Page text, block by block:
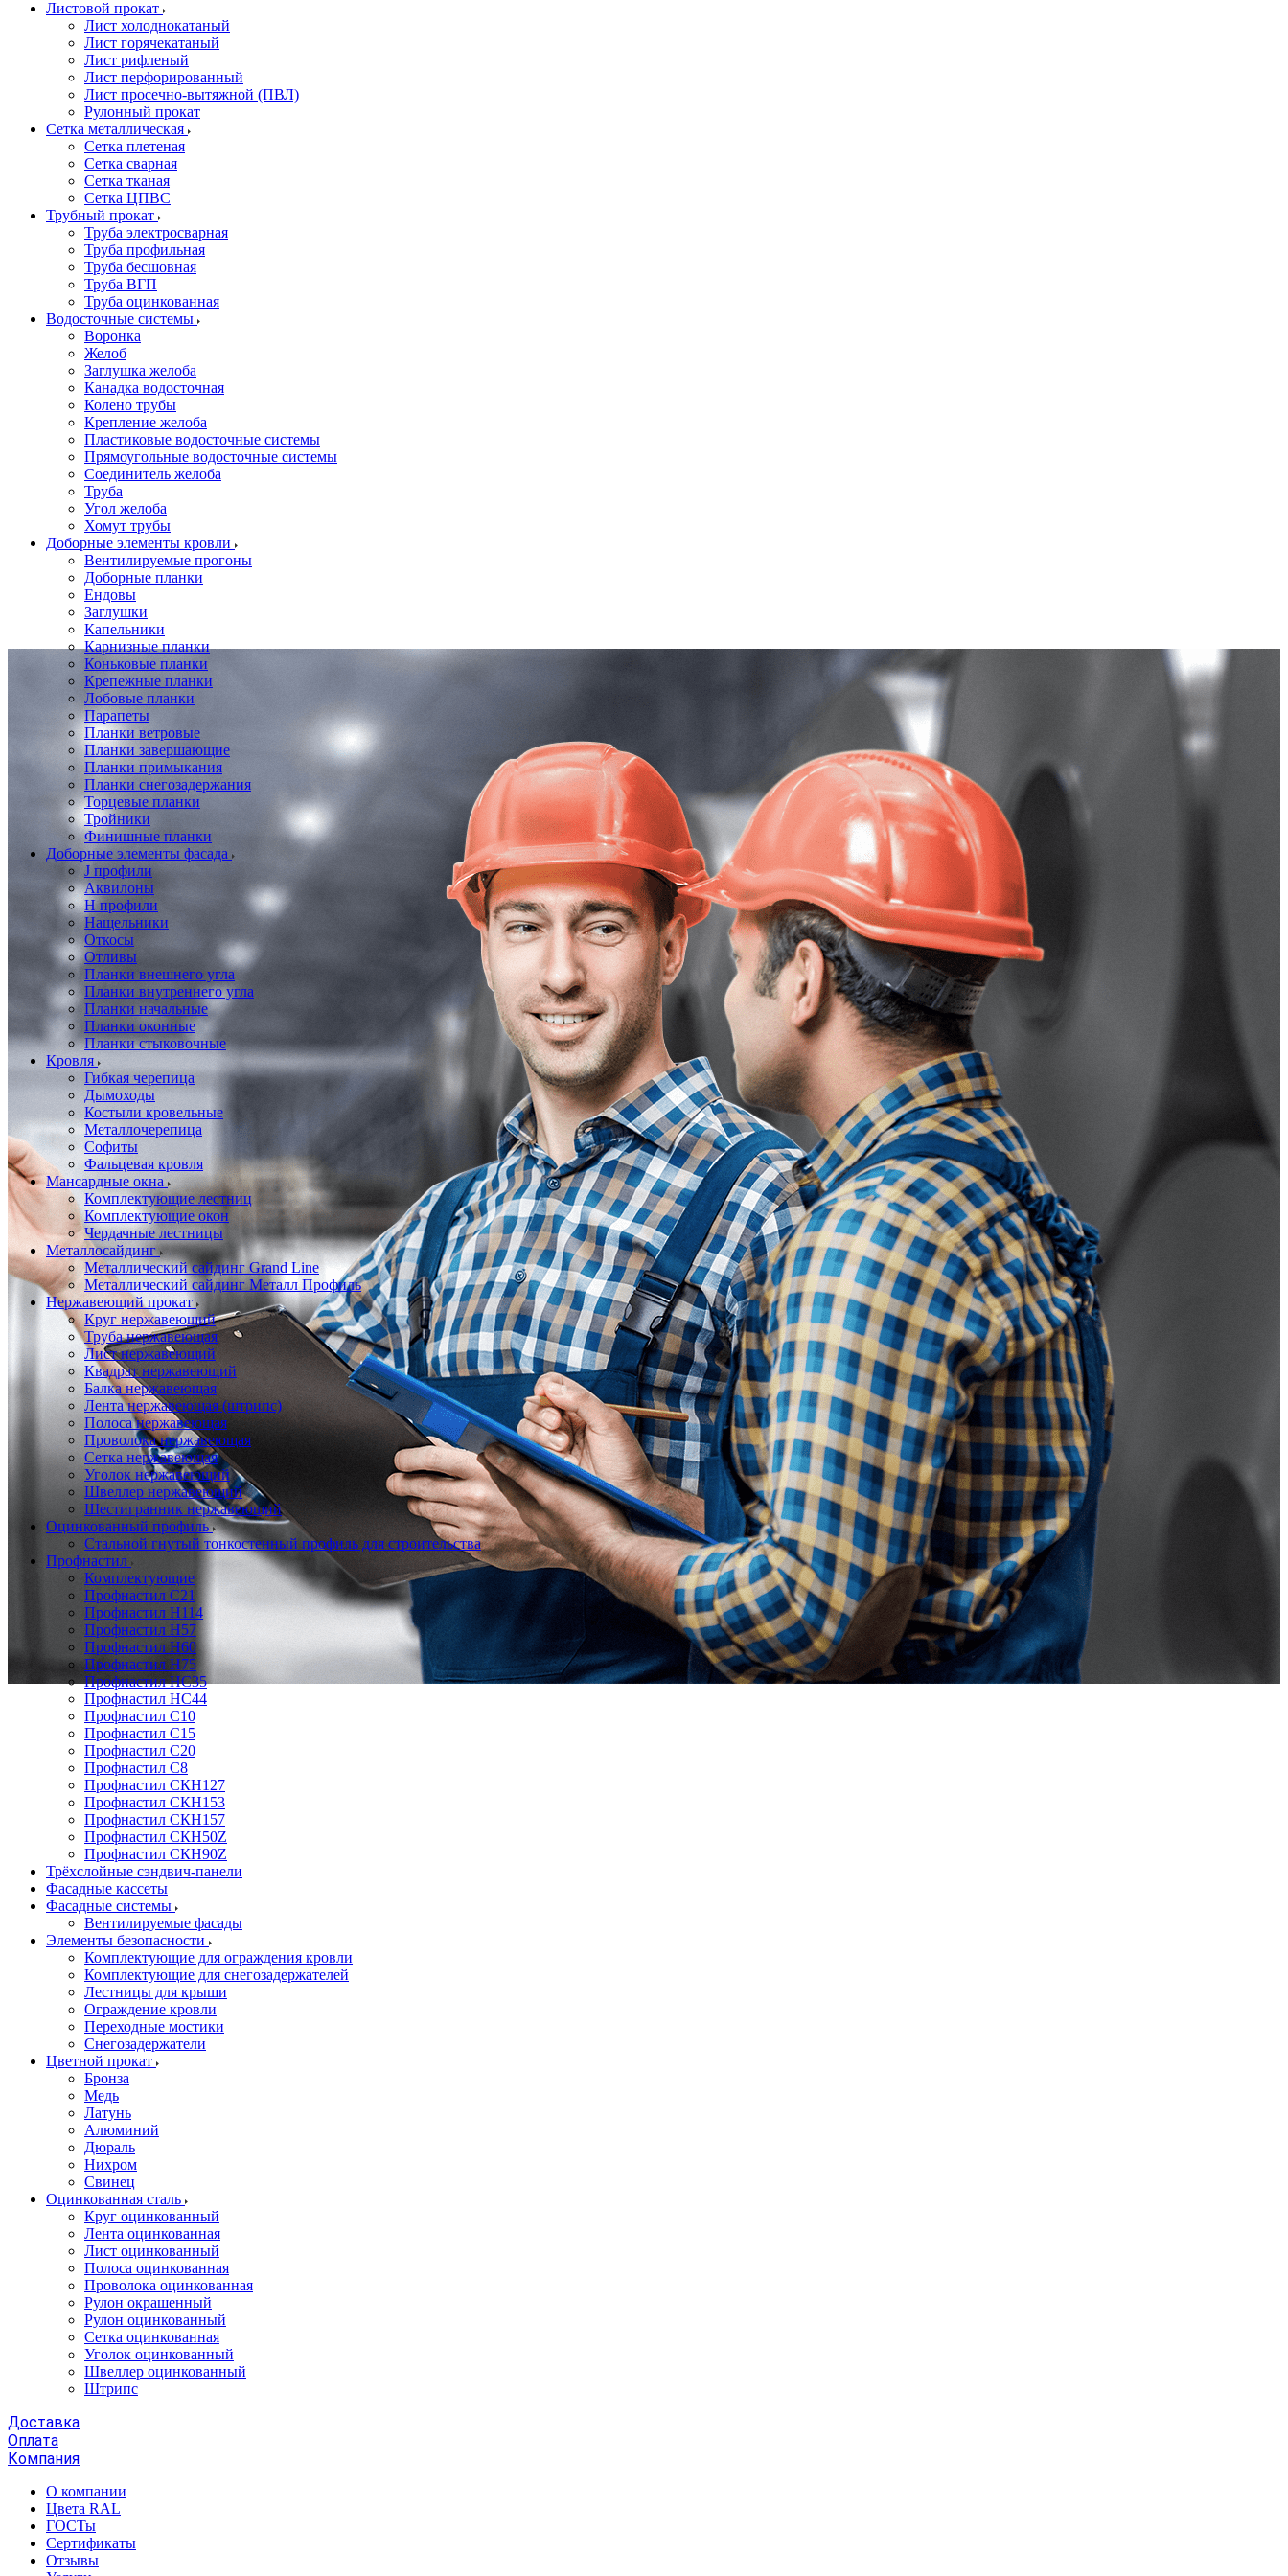
Листовой прокат
Лист холоднокатаный
Лист горячекатаный
Лист рифленый
Лист перфорированный
Лист просечно-вытяжной (ПВЛ)
Рулонный прокат
Сетка металлическая
Сетка плетеная
Сетка сварная
Сетка тканая
Сетка ЦПВС
Трубный прокат
Труба электросварная
Труба профильная
Труба бесшовная
Труба ВГП
Труба оцинкованная
Водосточные системы
Воронка
Желоб
Заглушка желоба
Канадка водосточная
Колено трубы
Крепление желоба
Пластиковые водосточные системы
Прямоугольные водосточные системы
Соединитель желоба
Труба
Угол желоба
Хомут трубы
Доборные элементы кровли
Вентилируемые прогоны
Доборные планки
Ендовы
Заглушки
Капельники
Карнизные планки
Коньковые планки
Крепежные планки
Лобовые планки
Парапеты
Планки ветровые
Планки завершающие
Планки примыкания
Планки снегозадержания
Торцевые планки
Тройники
Финишные планки
Доборные элементы фасада
J профили
Аквилоны
Н профили
Нащельники
Откосы
Отливы
Планки внешнего угла
Планки внутреннего угла
Планки начальные
Планки оконные
Планки стыковочные
Кровля
Гибкая черепица
Дымоходы
Костыли кровельные
Металлочерепица
Софиты
Фальцевая кровля
Мансардные окна
Комплектующие лестниц
Комплектующие окон
Чердачные лестницы
Металлосайдинг
Металлический сайдинг Grand Line
Металлический сайдинг Металл Профиль
Нержавеющий прокат
Круг нержавеющий
Труба нержавеющая
Лист нержавеющий
Квадрат нержавеющий
Балка нержавеющая
Лента нержавеющая (штрипс)
Полоса нержавеющая
Проволока нержавеющая
Сетка нержавеющая
Уголок нержавеющий
Швеллер нержавеющий
Шестигранник нержавеющий
Оцинкованный профиль
Стальной гнутый тонкостенный профиль для строительства
Профнастил
Комплектующие
Профнастил C21
Профнастил Н114
Профнастил Н57
Профнастил Н60
Профнастил Н75
Профнастил НС35
Профнастил НС44
Профнастил С10
Профнастил С15
Профнастил С20
Профнастил С8
Профнастил СКН127
Профнастил СКН153
Профнастил СКН157
Профнастил СКН50Z
Профнастил СКН90Z
Трёхслойные сэндвич-панели
Фасадные кассеты
Фасадные системы
Вентилируемые фасады
Элементы безопасности
Комплектующие для ограждения кровли
Комплектующие для снегозадержателей
Лестницы для крыши
Ограждение кровли
Переходные мостики
Снегозадержатели
Цветной прокат
Бронза
Медь
Латунь
Алюминий
Дюраль
Нихром
Свинец
Оцинкованная сталь
Круг оцинкованный
Лента оцинкованная
Лист оцинкованный
Полоса оцинкованная
Проволока оцинкованная
Рулон окрашенный
Рулон оцинкованный
Сетка оцинкованная
Уголок оцинкованный
Швеллер оцинкованный
Штрипс
Доставка
Оплата
Компания
О компании
Цвета RAL
ГОСТы
Сертификаты
Отзывы